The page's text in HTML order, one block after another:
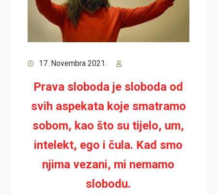
17. Novembra 2021.
Prava sloboda je sloboda od
svih aspekata koje smatramo
sobom, kao što su tijelo, um,
intelekt, ego i čula. Kad smo
njima vezani, mi nemamo
slobodu.